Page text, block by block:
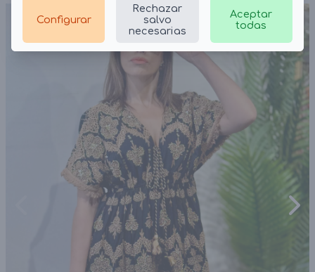
Configurar
Rechazar
salvo
necesarias
Aceptar
todas